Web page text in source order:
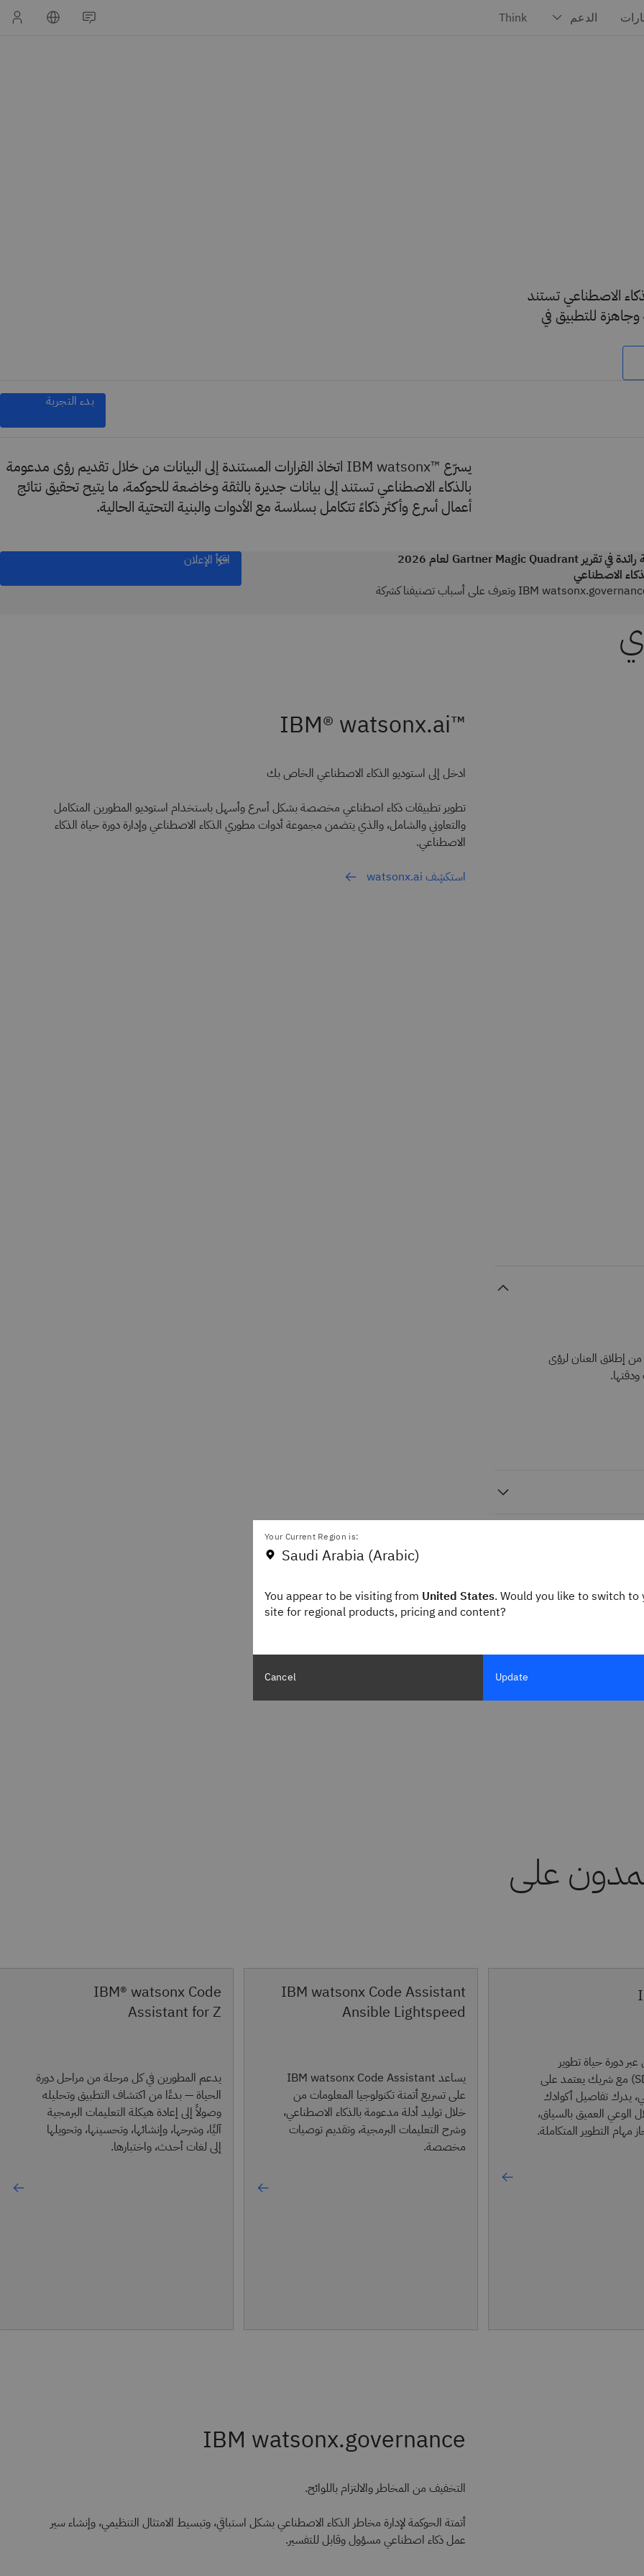
الاصطناعي تستند
للتطبيق في
بدء التجربة
يسرّع ™IBM watsonx اتخاذ القرارات المستندة إلى البيانات من خلال تقديم رؤى مدعومة
بالذكاء الاصطناعي تستند إلى بيانات جديرة بالثقة وخاضعة للحوكمة، ما يتيح تحقيق نتائج
أعمال أسرع وأكثر ذكاءً تتكامل بسلاسة مع الأدوات والبنية التحتية الحالية.
صُنفت IBM كشركة رائدة في تقرير Gartner Magic Quadrant لعام 2026
الاصطناعي
اكتشف رؤى حول IBM watsonx.governance وتعرف على أسباب تصنيفنا كشركة
اقرأ الإعلان
™IBM® watsonx.ai
ادخل إلى استوديو الذكاء الاصطناعي الخاص بك
تطوير تطبيقات ذكاء اصطناعي مخصصة بشكل أسرع وأسهل باستخدام استوديو المطورين المتكامل
والتعاوني والشامل، والذي يتضمن مجموعة أدوات مطوري الذكاء الاصطناعي وإدارة دورة حياة الذكاء
الاصطناعي.
استكشِف watsonx.ai
إطلاق العنان لرؤى
على
دورة حياة تطوير
البرمجيات (SDLC) مع شريك يعتمد على
يدرك تفاصيل أكوادك
الوعي العميق بالسياق،
مهام التطوير المتكاملة.
IBM watsonx Code Assistant
Ansible Lightspeed
يساعد IBM watsonx Code Assistant
على تسريع أتمتة تكنولوجيا المعلومات من
خلال توليد أدلة مدعومة بالذكاء الاصطناعي،
وشرح التعليمات البرمجية، وتقديم توصيات
مخصصة.
IBM® watsonx Code
Assistant for Z
يدعم المطورين في كل مرحلة من مراحل دورة
الحياة — بدءًا من اكتشاف التطبيق وتحليله
وصولاً إلى إعادة هيكلة التعليمات البرمجية
آليًا، وشرحها، وإنشائها، وتحسينها، وتحويلها
إلى لغات أحدث، واختبارها.
IBM watsonx.governance
التخفيف من المخاطر والالتزام باللوائح.
أتمتة الحوكمة لإدارة مخاطر الذكاء الاصطناعي بشكل استباقي، وتبسيط الامتثال التنظيمي، وإنشاء سير
عمل ذكاء اصطناعي مسؤول وقابل للتفسير.
Your Current Region is:
Saudi Arabia (Arabic)
You appear to be visiting from United States. Would you like to switch to
site for regional products, pricing and content?
Cancel Update